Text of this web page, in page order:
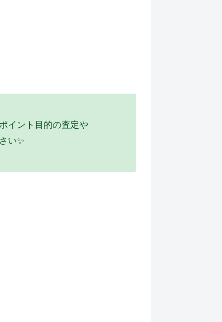
イント目的の査定や
い✨